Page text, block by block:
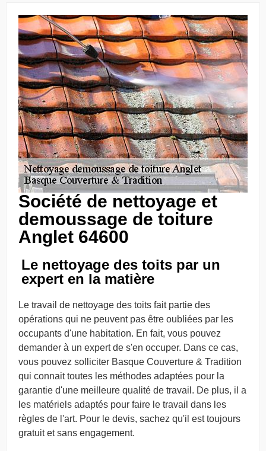
Société de nettoyage et
demoussage de toiture
Anglet 64600
Le nettoyage des toits par un
expert en la matière
Le travail de nettoyage des toits fait partie des
opérations qui ne peuvent pas être oubliées par les
occupants d'une habitation. En fait, vous pouvez
demander à un expert de s'en occuper. Dans ce cas,
vous pouvez solliciter Basque Couverture & Tradition
qui connait toutes les méthodes adaptées pour la
garantie d'une meilleure qualité de travail. De plus, il a
les matériels adaptés pour faire le travail dans les
règles de l'art. Pour le devis, sachez qu'il est toujours
gratuit et sans engagement.